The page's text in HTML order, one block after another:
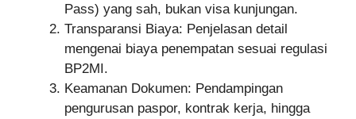
Pass) yang sah, bukan visa kunjungan.
Transparansi Biaya: Penjelasan detail
mengenai biaya penempatan sesuai regulasi
BP2MI.
Keamanan Dokumen: Pendampingan
pengurusan paspor, kontrak kerja, hingga